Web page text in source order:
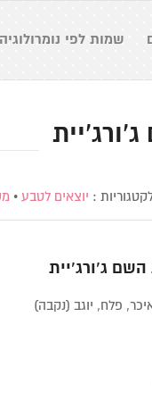
שמות לפי נומרולוגיה
: יוצאים לטבע •
השם ג’ורג’יית
פלח, יוגב (נקבה)